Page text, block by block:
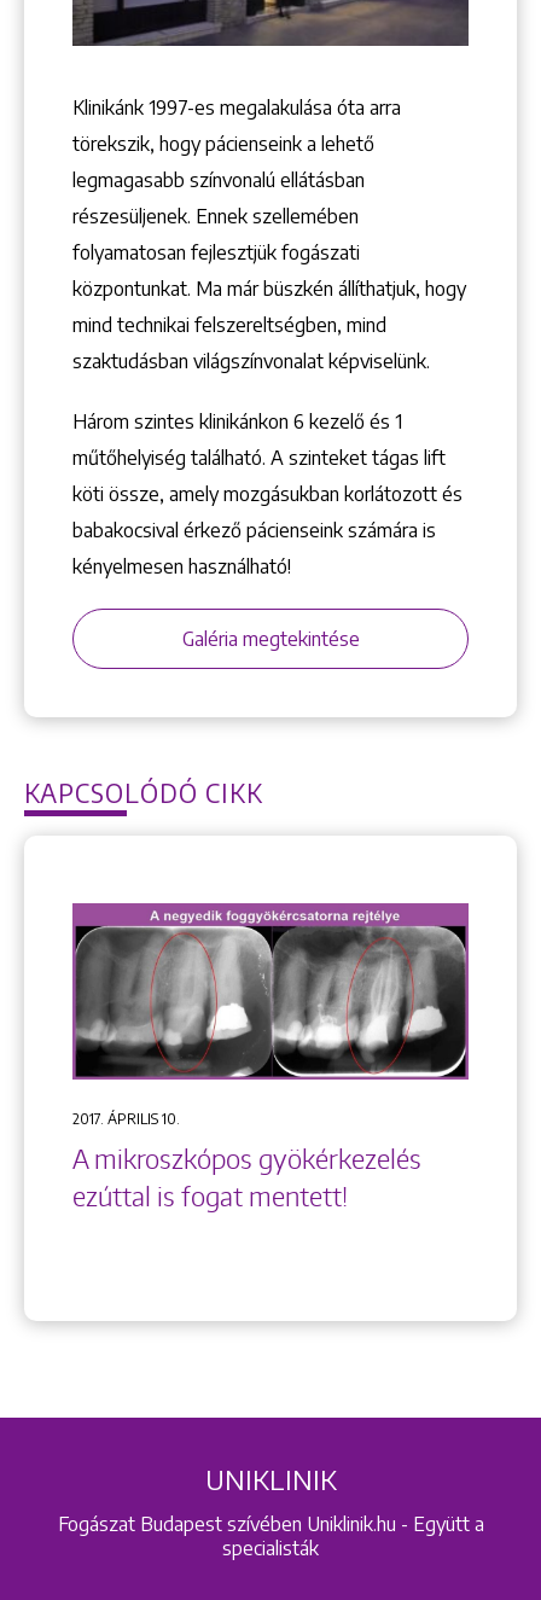
+36 1 222 7250
+36 1 222 9150
1148 Budapest, Örs vezér tere 2.
Keresés
Klinikánk 1997-­es megalakulása óta arra
törekszik, hogy pácienseink a lehető
legmagasabb színvonalú ellátásban
részesüljenek. Ennek szellemében
folyamatosan fejlesztjük fogászati
központunkat. Ma már büszkén állíthatjuk, hogy
mind technikai felszereltségben, mind
szaktudásban világszínvonalat képviselünk.
Három szintes klinikánkon 6 kezelő ­és 1
műtőhelyiség található. A szinteket tágas lift
köti össze, amely mozgásukban korlátozott és
babakocsival érkező pácienseink számára is
kényelmesen használható!
Galéria megtekintése
KAPCSOLÓDÓ CIKK
2017. ÁPRILIS 10.
A mikroszkópos gyökérkezelés
ezúttal is fogat mentett!
UNIKLINIK
Fogászat Budapest szívében Uniklinik.hu - Együtt a
specialisták